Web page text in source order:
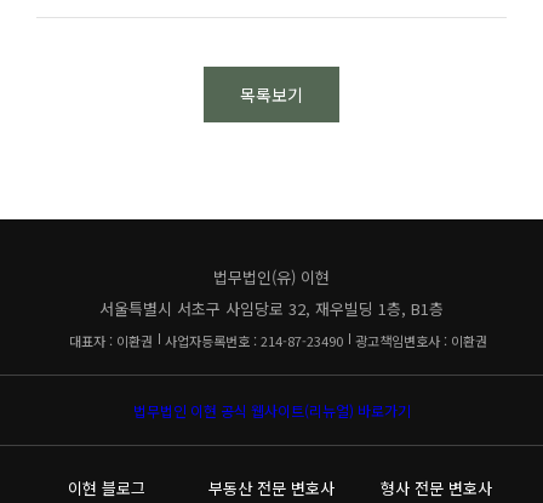
목록보기
법무법인(유) 이현
서울특별시 서초구 사임당로 32, 재우빌딩 1층, B1층
대표자 : 이환권 사업자등록번호 : 214-87-23490 광고책임변호사 : 이환권
법무법인 이현 공식 웹사이트(리뉴얼) 바로가기
이현 블로그 부동산 전문 변호사
형사 전문 변호사